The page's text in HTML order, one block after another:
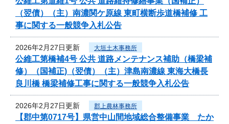
（翌債）（主）南濃関ケ原線 東町横断歩道橋補修 工
事に関する一般競争入札公告
2026年2月27日更新 大垣土木事務所
公維工第橋補4号 公共 道路メンテナンス補助（橋梁補
修）（国補正)（翌債）（主）津島南濃線 東海大橋長
良川橋 橋梁補修工事に関する一般競争入札公告
2026年2月27日更新 郡上農林事務所
【郡中第0717号】県営中山間地域総合整備事業 たか